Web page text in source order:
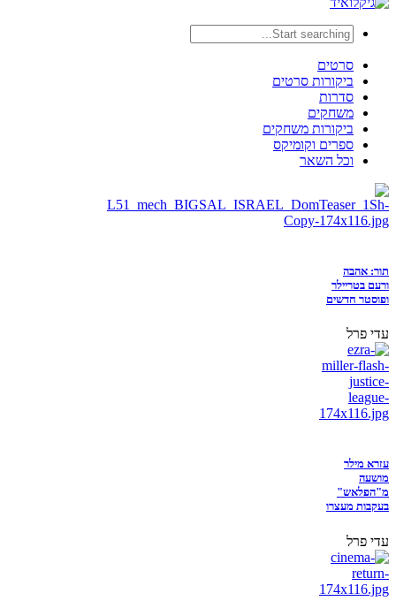
סרטים
ביקורות סרטים
סדרות
משחקים
ביקורות משחקים
ספרים וקומיקס
וכל השאר
תור: אהבה
ורעם בטריילר
ופוסטר חדשים
עדי פרל
עזרא מילר
מושעה
מ"הפלאש"
בעקבות מעצרו
עדי פרל